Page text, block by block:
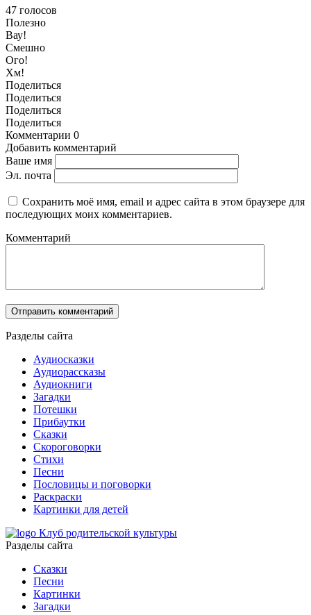
47 голосов
Полезно
Вау!
Смешно
Ого!
Хм!
Поделиться
Поделиться
Поделиться
Поделиться
Комментарии 0
Добавить комментарий
Ваше имя
Эл. почта
Сохранить моё имя, email и адрес сайта в этом браузере для
последующих моих комментариев.
Комментарий
Разделы сайта
Аудиосказки
Аудиорассказы
Аудиокниги
Загадки
Потешки
Прибаутки
Сказки
Скороговорки
Стихи
Песни
Пословицы и поговорки
Раскраски
Картинки для детей
Клуб родительской культуры
Разделы сайта
Сказки
Песни
Картинки
Загадки